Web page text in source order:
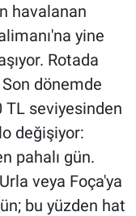
havalanan
yine
Rotada
dönemde
seviyesinden
değişiyor:
pahalı gün.
veya Foça'ya
bu yüzden hat